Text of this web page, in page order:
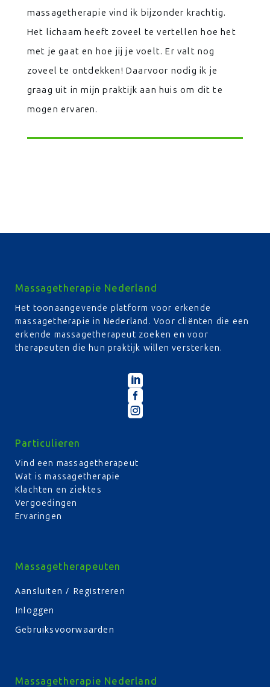
massagetherapie vind ik bijzonder krachtig.
Het lichaam heeft zoveel te vertellen hoe het
met je gaat en hoe jij je voelt. Er valt nog
zoveel te ontdekken! Daarvoor nodig ik je
graag uit in mijn praktijk aan huis om dit te
mogen ervaren.
Massagetherapie Nederland
Het toonaangevende platform voor erkende
massagetherapie in Nederland. Voor cliënten die een
erkende massagetherapeut zoeken en voor
therapeuten die hun praktijk willen versterken.



Particulieren
Vind een massagetherapeut
Wat is massagetherapie
Klachten en ziektes
Vergoedingen
Ervaringen
Massagetherapeuten
Aansluiten / Registreren
Inloggen
Gebruiksvoorwaarden
Massagetherapie Nederland